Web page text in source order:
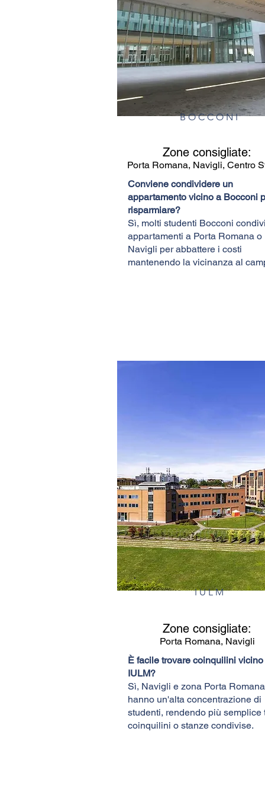
BOCCONI
Zone consigliate:
Porta Romana, Navigli, Centro
Conviene condividere un
appartamento vicino a Bocconi
risparmiare?
Sì, molti studenti Bocconi
appartamenti a Porta Romana o
Navigli per abbattere i costi
mantenendo la vicinanza al
IULM
Zone consigliate:
Porta Romana, Navigli
È facile trovare coinquilini vicino
IULM?
Sì, Navigli e zona Porta Romana
hanno un'alta concentrazione di
studenti, rendendo più semplice
coinquilini o stanze condivise.